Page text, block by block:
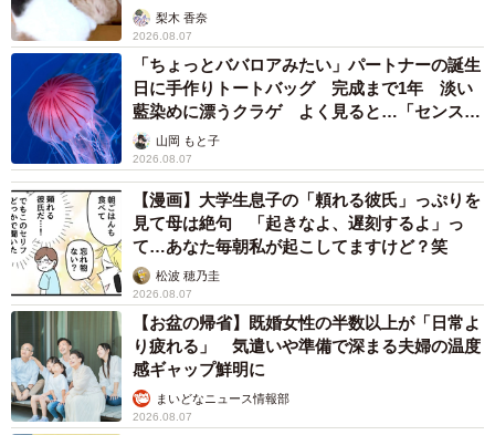
梨木 香奈
2026.08.07
「ちょっとババロアみたい」パートナーの誕生
日に手作りトートバッグ 完成まで1年 淡い
藍染めに漂うクラゲ よく見ると…「センスす
ごい」山岡 もと子
2026.08.07
【漫画】大学生息子の「頼れる彼氏」っぷりを
見て母は絶句 「起きなよ、遅刻するよ」っ
て…あなた毎朝私が起こしてますけど？笑
松波 穂乃圭
2026.08.07
【お盆の帰省】既婚女性の半数以上が「日常よ
り疲れる」 気遣いや準備で深まる夫婦の温度
感ギャップ鮮明に
まいどなニュース情報部
2026.08.07